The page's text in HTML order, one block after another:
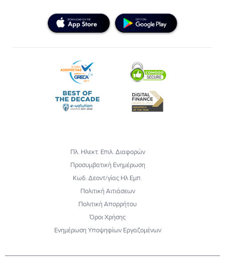
Πλ. Ηλεκτ. Επιλ. Διαφορών
Προσυμβατική Ενημέρωση
Κωδ. Δεοντ/γίας Ηλ Εμπ.
Πολιτική Αιτιάσεων
Πολιτική Απορρήτου
Όροι Χρήσης
Ενημέρωση Υποψηφίων Εργαζομένων